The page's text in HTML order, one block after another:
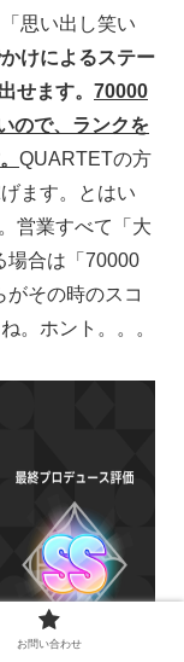
思い出し笑い
けによるステー
せます。 70000
ので、ランクを
QUARTETの方
ます。とはい
営業すべて「大
場合は「70000
その時のスコ
。ホント。。。
お問い合わせ